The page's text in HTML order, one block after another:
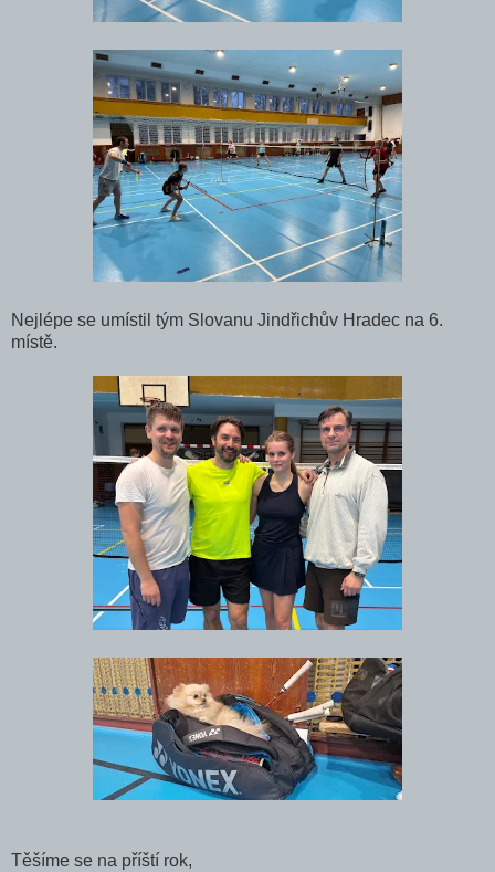
Nejlépe se umístil tým Slovanu Jindřichův Hradec na 6.
místě.
Těšíme se na příští rok,